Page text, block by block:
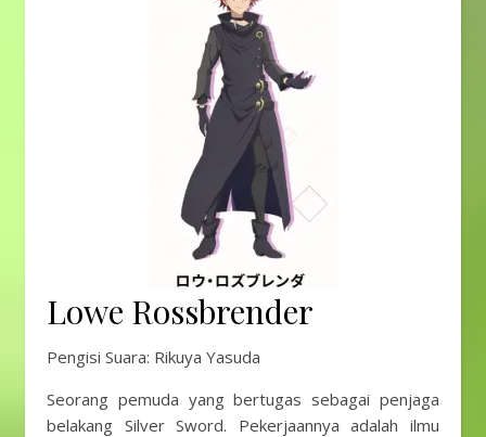
Lowe Rossbrender
Pengisi Suara: Rikuya Yasuda
Seorang pemuda yang bertugas sebagai penjaga
belakang Silver Sword. Pekerjaannya adalah ilmu